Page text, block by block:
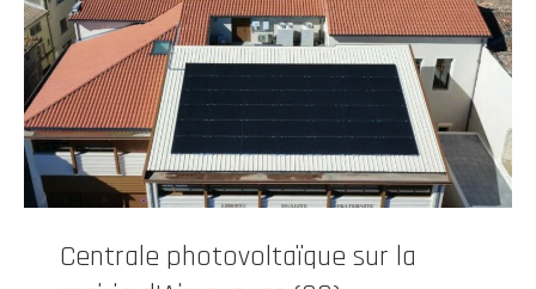
Centrale photovoltaïque sur la